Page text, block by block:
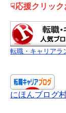
☟応援クリッ
転職・キャリアラ
にほんブログ